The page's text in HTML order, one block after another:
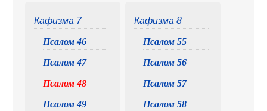
Кафизма 7
Псалом 46
Псалом 47
Псалом 48
Псалом 49
Кафизма 8
Псалом 55
Псалом 56
Псалом 57
Псалом 58